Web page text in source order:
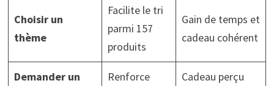
Choisir un
thème
Facilite le tri
parmi 157
produits
Gain de temps et
cadeau cohérent
Demander un
Renforce
Cadeau perçu